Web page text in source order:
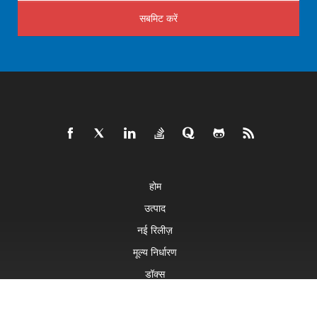
सबमिट करें
होम
उत्पाद
नई रिलीज़
मूल्य निर्धारण
डॉक्स